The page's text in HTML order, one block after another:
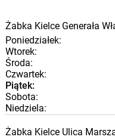
Żabka Kielce Generała
Poniedziałek:
Wtorek:
Środa:
Czwartek:
Piątek:
Sobota:
Niedziela:
Żabka Kielce Ulica